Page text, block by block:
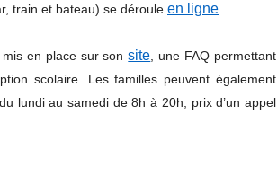
train et bateau) se déroule en ligne
mis en place sur sonsite , une FAQ permettant
scolaire. Les familles peuvent également
lundi au samedi de 8h à 20h, prix d’un appel